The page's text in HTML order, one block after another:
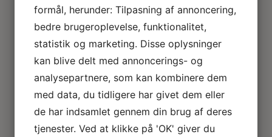
Min Konto
Kontakt Roseline
Handels- og leverings- betingelser
0 emner
Miniature møbler
Alle møbler
JBM, Bespaq og finere møbler
Retro miniature møbler
formål, herunder: Tilpasning af annoncering,
bedre brugeroplevelse, funktionalitet,
statistik og marketing. Disse oplysninger
kan blive delt med annoncerings- og
analysepartnere, som kan kombinere dem
med data, du tidligere har givet dem eller
de har indsamlet gennem din brug af deres
tjenester. Ved at klikke på 'OK' giver du